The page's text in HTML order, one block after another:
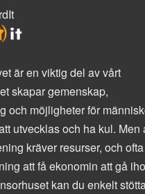
är en viktig del av vårt
skapar gemenskap,
och möjligheter för
utvecklas och ha kul. Men
kräver resurser, och
att få ekonomin att gå
kan du enkelt